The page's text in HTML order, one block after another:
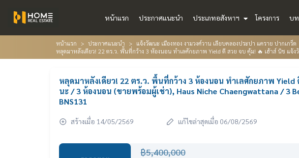
หน้าแรก ประกาศแนะนำ ประเภทอสังหาฯ โครงการ บท
หน้าแรก ประกาศแนะนำ แจ้งวัฒนะ เมืองทอง งามวงศ์วาน เลียบคลองประปา แคราย ปากเกร็ด
หลุดมาหลังเดียว! 22 ตร.ว. พื้นที่กว้าง 3 ห้องนอน ทำเลศักยภาพ Yield ดี สวย จบ คุ้ม! 🔥 เฮ้าส์ นิช แจ้งวั
หลุดมาหลังเดียว! 22 ตร.ว. พื้นที่กว้าง 3 ห้องนอน ทำเลศักยภาพ Yield
นะ / 3 ห้องนอน (ขายพร้อมผู้เช่า), Haus Niche Chaengwattana / 3
BNS131
สร้างเมื่อ 14/05/2569 แก้ไขล่าสุดเมื่อ 06/08/2569
฿5,400,000